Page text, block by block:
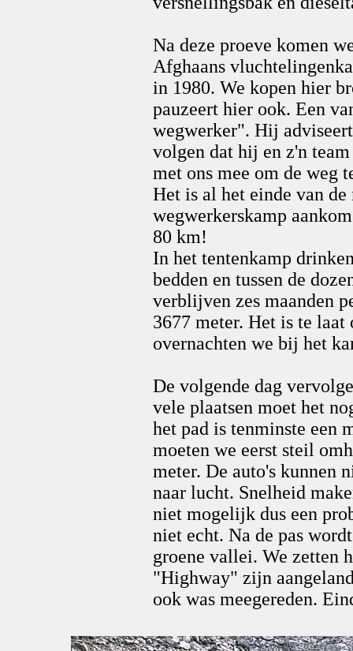
Na deze proeve komen
Afghaans
in 1980. We kopen hier
pauzeert hier ook. Een
wegwerker". Hij
volgen dat hij en z'n
met ons mee om de weg
Het is al het einde van
wegwerkerskamp
80 km!
In het tentenkamp
bedden en tussen de
verblijven zes maanden
3677 meter. Het is te
overnachten we bij het
De volgende dag
vele plaatsen moet het
het pad is tenminste een
moeten we eerst steil
meter. De auto's kunnen
naar lucht. Snelheid
niet mogelijk dus een
niet echt. Na de pas
groene vallei. We zetten
"Highway" zijn
ook was meegereden.